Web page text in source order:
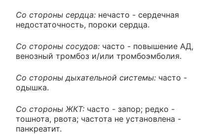
Со стороны сердца: нечасто - сердечная
недостаточность, пороки сердца.
Со стороны сосудов: часто - повышение АД,
венозный тромбоз и/или тромбоэмболия.
Со стороны дыхательной системы: часто -
одышка.
Со стороны ЖКТ: часто - запор; редко -
тошнота, рвота; частота не установлена -
панкреатит.